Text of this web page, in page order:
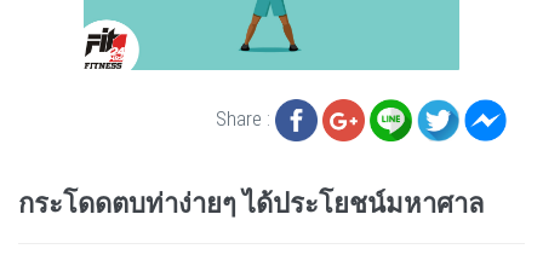
Share :
กระโดดตบท่าง่ายๆ ได้ประโยชน์มหาศาล